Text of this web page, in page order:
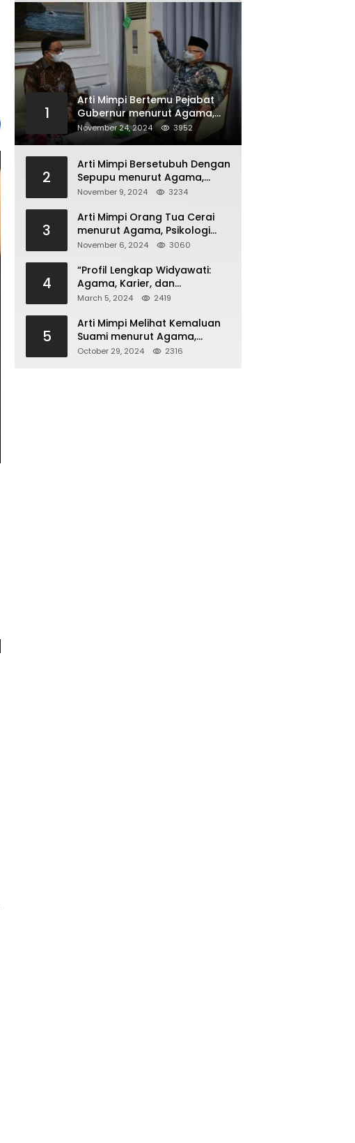
1
Arti Mimpi Bertemu Pejabat
Gubernur menurut Agama,
Psikologi dan Primbon Jawa
November 24, 2024 3952
2
Arti Mimpi Bersetubuh Dengan
Sepupu menurut Agama,
Psikologi dan Primbon Jawa
November 9, 2024 3234
3
Arti Mimpi Orang Tua Cerai
menurut Agama, Psikologi
dan Primbon Jawa
November 6, 2024 3060
4
“Profil Lengkap Widyawati:
Agama, Karier, dan
Kehidupan Pribadi”
March 5, 2024 2419
5
Arti Mimpi Melihat Kemaluan
Suami menurut Agama,
Psikologi dan Primbon Jawa
October 29, 2024 2316